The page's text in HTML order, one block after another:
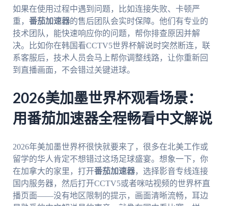
如果在使用过程中遇到问题，比如连接失败、卡顿严
重， 番茄加速器的售后团队会实时保障。他们有专业的
技术团队，能快速响应你的问题，帮你排查原因并解
决。比如你在韩国看CCTV5世界杯解说时突然断连，联
系客服后，技术人员会马上帮你调整线路，让你重新回
到直播画面，不会错过关键进球。
2026美加墨世界杯观看场景：
用番茄加速器全程畅看中文解说
2026年美加墨世界杯很快就要来了，很多在北美工作或
留学的华人肯定不想错过这场足球盛宴。想象一下，你
在加拿大的家里，打开番茄加速器，选择影音专线连接
国内服务器，然后打开CCTV5或者咪咕视频的世界杯直
播页面——没有地区限制的提示，画面清晰流畅，耳边